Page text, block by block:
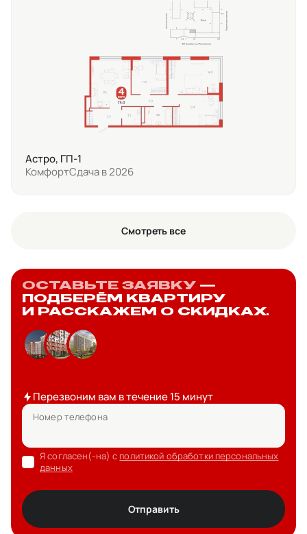
Астро, ГП-1
КомфортСдача в 2026
Смотреть все
ОСТАВЬТЕ ЗАЯВКУ —
ПОДБЕРЁМ КВАРТИРУ
И РАССКАЖЕМ О СКИДКАХ.
Перезвоним вам в течение 15 минут
Номер телефона
Я согласен(-на) с политикой обработки персональных
данных
Отправить